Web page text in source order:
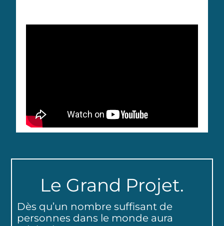
Le Grand Projet.
Dès qu’un nombre suffisant de
personnes dans le monde aura